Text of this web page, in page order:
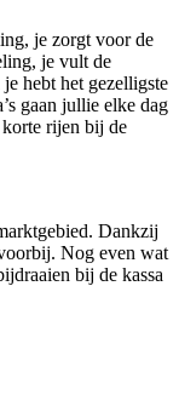
je zorgt voor de
je vult de
hebt het gezelligste
gaan jullie elke dag
rijen bij de
Dankzij
Nog even wat
bij de kassa